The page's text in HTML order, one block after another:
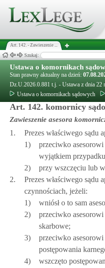
Art. 142. - Zawieszenie ...
Szukaj:
Ustawa o komornikach
Stan prawny aktualny na dzień:
Dz.U.2026.0.881 t.j. - Ustawa z dnia 22
Ustawa o komornikach sądowych
Art. 142. komornicy
Zawieszenie asesora
1.
Prezes właściwego sądu
1)
przeciwko
wyjątkiem
2)
przy wszczęciu lub
2.
Prezes właściwego
czynnościach, jeżeli:
1)
wniósł o to sam
2)
przeciwko
skarbowe;
3)
przeciwko
postępowania
4)
wszczęto